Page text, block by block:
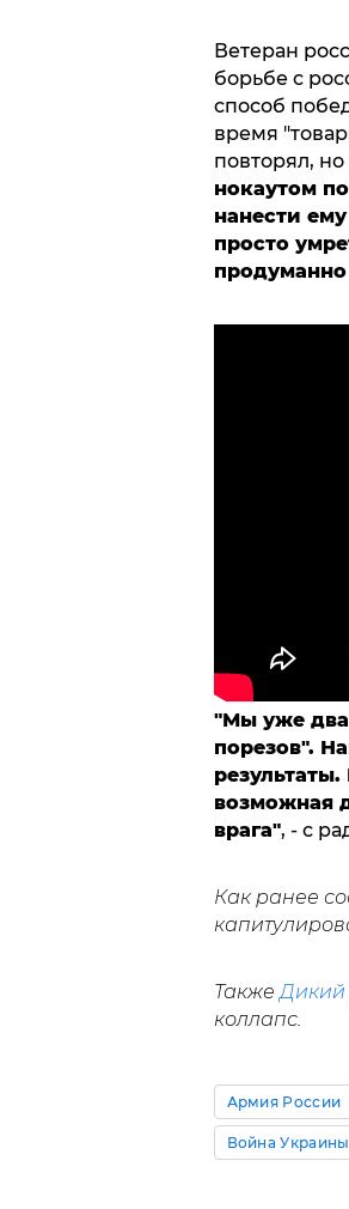
Ветеран
борьбе с
способ
время
повторял,
нокаутом
нанести
просто
"Мы уже два
порезов".
возможная
врага", - с
Как ранее
ТакжеДикий
коллапс.
Армия России
Война